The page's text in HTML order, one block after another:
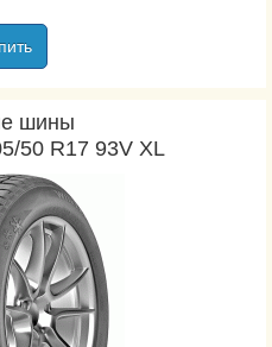
шины
50 R17 93V XL